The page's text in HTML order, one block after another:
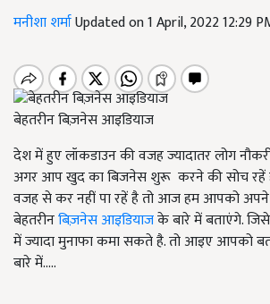
मनीशा शर्माUpdated on 1 April, 2022 12:29
बेहतरीन बिज़नेस आइडियाज
देश में हुए लॉकडाउन की वजह ज्यादातर लोग
अगर आप खुद का बिजनेस शुरू करने की सोच रहें
वजह से कर नहीं पा रहें है तो आज हम आपको
बेहतरीनबिज़नेस आइडियाजके बारे में बताएंगे.
में ज्यादा मुनाफा कमा सकते है. तो आइए आपको
बारे में.....